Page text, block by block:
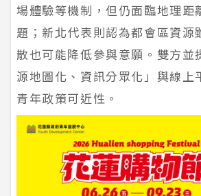
場體驗等機制，但仍面臨地理距
題；新北代表則認為都會區資源
散也可能降低參與意願。雙方並
源地圖化、資訊分眾化」與線上
青年政策可近性。